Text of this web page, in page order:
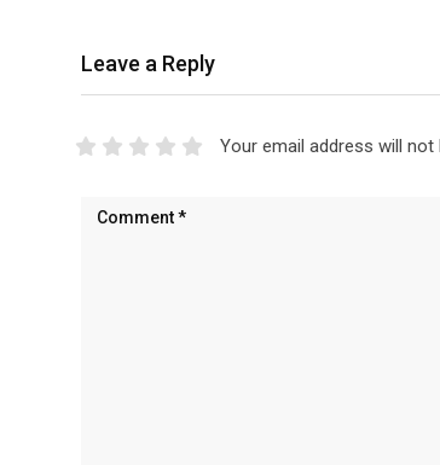
Leave a Reply
Your email address will not